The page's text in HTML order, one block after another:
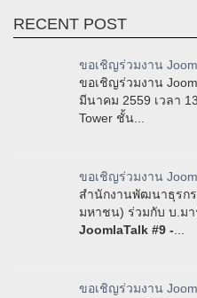
RECENT POST
ขอเชิญร่วมงาน
ขอเชิญร่วมงาน
มีนาคม 2559 เวลา
Tower ชั้น...
ขอเชิญร่วมงาน
สำนักงานพัฒนาธุรกร
มหาชน) ร่วมกับ บ.ม
JoomlaTalk #9 -
ขอเชิญร่วมงาน